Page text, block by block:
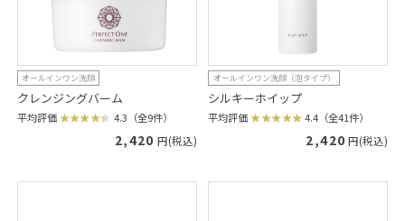
オールインワン洗顔
クレンジングバーム
平均評価 4.3（全9件）
2,420 円(税込)
オールインワン洗顔（泡タイプ）
シルキーホイップ
平均評価 4.4（全41件）
2,420 円(税込)